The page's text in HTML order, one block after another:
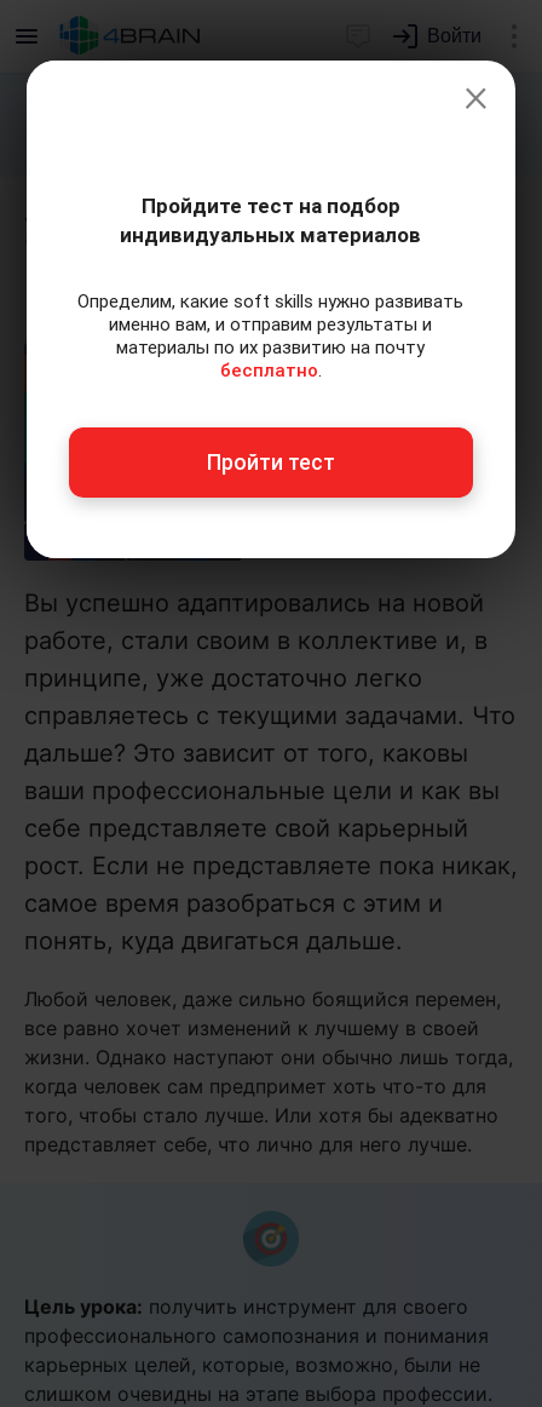
Войти
Подарим индивидуальный план
Урок 6. Карьерный рост и
Вы успешно адаптировались на новой
работе, стали своим в коллективе и, в
принципе, уже достаточно легко
справляетесь с текущими задачами. Что
дальше? Это зависит от того, каковы
ваши профессиональные цели и как вы
себе представляете свой карьерный
рост. Если не представляете пока никак,
самое время разобраться с этим и
понять, куда двигаться дальше.
Любой человек, даже сильно боящийся перемен,
все равно хочет изменений к лучшему в своей
жизни. Однако наступают они обычно лишь тогда,
когда человек сам предпримет хоть что-то для
того, чтобы стало лучше. Или хотя бы адекватно
представляет себе, что лично для него лучше.
Цель урока: получить инструмент для своего
профессионального самопознания и понимания
карьерных целей, которые, возможно, были не
слишком очевидны на этапе выбора профессии.
×
Пройдите тест на подбор
индивидуальных материалов
Определим, какие soft skills нужно развивать
именно вам, и отправим результаты и
материалы по их развитию на почту
бесплатно
Пройти тест